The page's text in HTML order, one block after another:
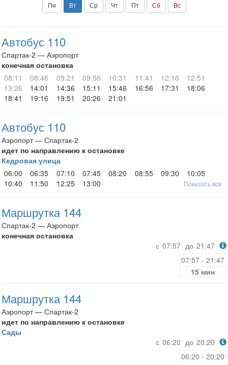
Пн Вт Ср Чт Пт Сб Вс
Автобус 110
Спартак-2 — Аэропорт
конечная остановка
08:11
08:46 09:21 09:56 10:31 11:41 12:16
12:51
13:26
14:01 14:36 15:11 15:46 16:56 17:31
18:06
18:41
19:16 19:51 20:26 21:01
Автобус 110
Аэропорт — Спартак-2
идет по направлению к остановке
Кедровая улица
06:00
06:35 07:10 07:45 08:20 08:55 09:30
10:05
10:40
11:50 12:25 13:00 Показать все
Маршрутка 144
Спартак-2 — Аэропорт
конечная остановка
с 07:57 до 21:47
07:57 - 21:47
15 мин
Маршрутка 144
Аэропорт — Спартак-2
идет по направлению к остановке
Сады
с 06:20 до 20:20
06:20 - 20:20